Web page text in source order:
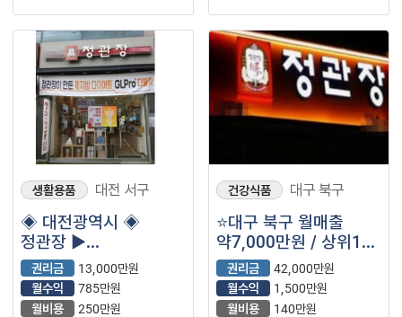
생활용품 대전 서구
◈ 대전광역시 ◈
정관장 ▶
월매출3,450만원◀ /
여성추천 /안전창업 /
초보추천
권리금
13,000만원
월수익
785만원
월비용
250만원
건강식품 대구 북구
⭐대구 북구 월매출
약7,000만원 / 상위1%
/ 고매출 ＂정관장＂
입니다.⭐
권리금
42,000만원
월수익
1,500만원
월비용
140만원